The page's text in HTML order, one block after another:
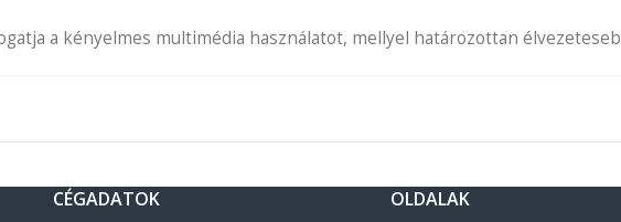
a kényelmes multimédia használatot, mellyel határozottan
CÉGADATOK OLDALAK